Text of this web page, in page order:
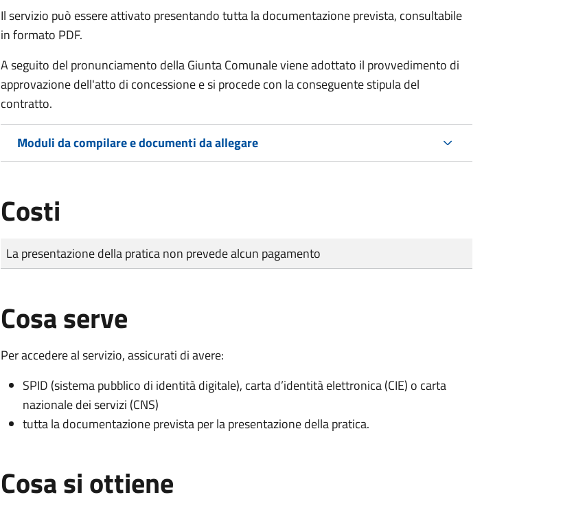
Il servizio può essere attivato presentando tutta la documentazione prevista, consultabile
in formato PDF.
A seguito del pronunciamento della Giunta Comunale viene adottato il provvedimento di
approvazione dell'atto di concessione e si procede con la conseguente stipula del
contratto.
Moduli da compilare e documenti da allegare
Costi
Tipo di pagamento
Importo
La presentazione della pratica non prevede alcun pagamento
Cosa serve
Per accedere al servizio, assicurati di avere:
SPID (sistema pubblico di identità digitale), carta d’identità elettronica (CIE) o carta
nazionale dei servizi (CNS)
tutta la documentazione prevista per la presentazione della pratica.
Cosa si ottiene